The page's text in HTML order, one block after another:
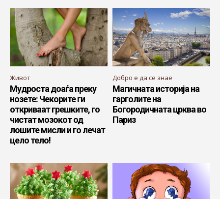
Живот
Мудроста доаѓа преку
нозете: Чекорите ги
откриваат грешките, го
чистат мозокот од
лошите мисли и го лечат
цело тело!
Добро е да се знае
Магичната историја на
гарголите на
Богородичната црква во
Париз